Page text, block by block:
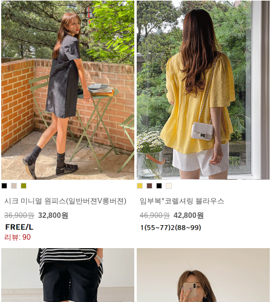
시크 미니멀 원피스(일반버젼V롱버젼)
36,900원 32,800원
리뷰: 90
임부복*코렐셔링 블라우스
46,900원 42,800원